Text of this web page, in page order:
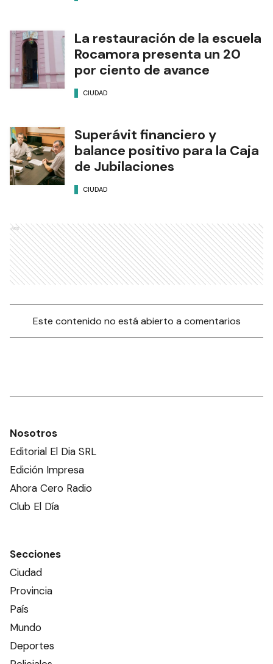
La restauración de la escuela
Rocamora presenta un 20
por ciento de avance
CIUDAD
Superávit financiero y
balance positivo para la Caja
de Jubilaciones
CIUDAD
Ads
Este contenido no está abierto a comentarios
Nosotros
Editorial El Dia SRL
Edición Impresa
Ahora Cero Radio
Club El Día
Secciones
Ciudad
Provincia
País
Mundo
Deportes